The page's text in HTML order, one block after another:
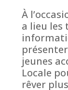
À
a lieu les
jeunes
Locale
rêver